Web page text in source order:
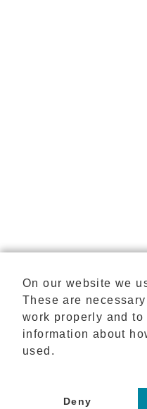
On our website we
These are
work properly and to
information about
used.
Deny